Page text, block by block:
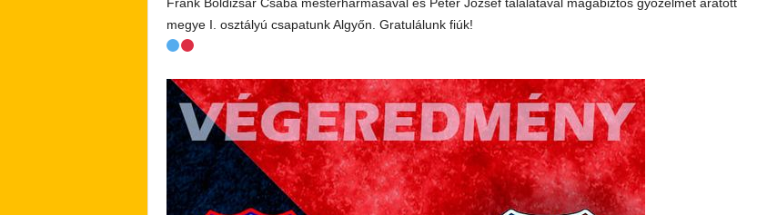
megye I. osztályú csapatunk Algyőn. Gratulálunk fiúk!